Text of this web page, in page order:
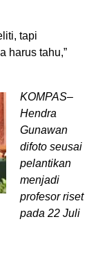
tapi
harus tahu,”
KOMPAS–
Hendra
Gunawan
difoto seusai
pelantikan
menjadi
profesor riset
pada 22 Juli